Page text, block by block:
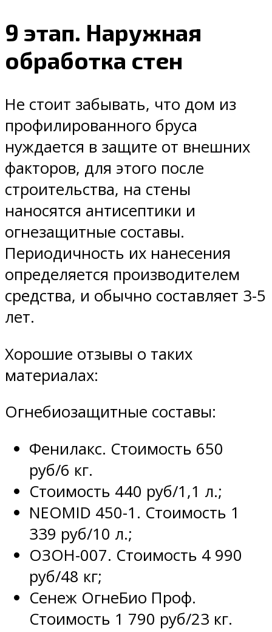
9 этап. Наружная
обработка стен
Не стоит забывать, что дом из
профилированного бруса
нуждается в защите от внешних
факторов, для этого после
строительства, на стены
наносятся антисептики и
огнезащитные составы.
Периодичность их нанесения
определяется производителем
средства, и обычно составляет 3-5
лет.
Хорошие отзывы о таких
материалах:
Огнебиозащитные составы:
Фенилакс. Стоимость 650
руб/6 кг.
Стоимость 440 руб/1,1 л.;
NEOMID 450-1. Стоимость 1
339 руб/10 л.;
ОЗОН-007. Стоимость 4 990
руб/48 кг;
Сенеж ОгнеБио Проф.
Стоимость 1 790 руб/23 кг.